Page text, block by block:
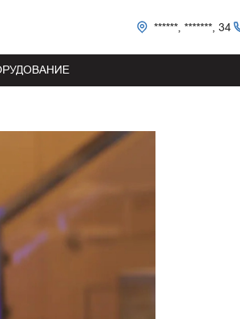
******, *******, 34